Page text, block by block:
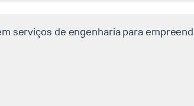
serviços de engenharia para